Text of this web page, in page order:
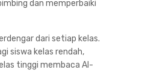
dan memperbaiki
dari setiap kelas.
siswa kelas rendah,
tinggi membaca Al-